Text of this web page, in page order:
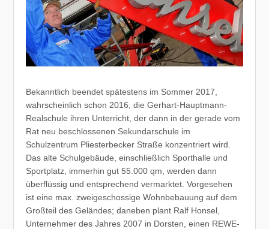
Bekanntlich beendet spätestens im Sommer 2017,
wahrscheinlich schon 2016, die Gerhart-Hauptmann-
Realschule ihren Unterricht, der dann in der gerade vom
Rat neu beschlossenen Sekundarschule im
Schulzentrum Pliesterbecker Straße konzentriert wird.
Das alte Schulgebäude, einschließlich Sporthalle und
Sportplatz, immerhin gut 55.000 qm, werden dann
überflüssig und entsprechend vermarktet. Vorgesehen
ist eine max. zweigeschossige Wohnbebauung auf dem
Großteil des Geländes; daneben plant Ralf Honsel,
Unternehmer des Jahres 2007 in Dorsten, einen REWE-